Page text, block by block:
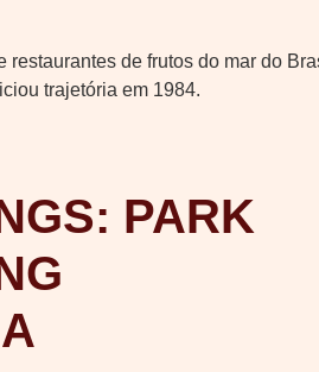
restaurantes de frutos do mar do
trajetória em 1984.
PARK